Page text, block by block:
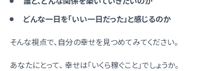
どんな一日を「いい一日だった」と感じるのか
そんな視点で、自分の幸せを見つめてみてください。
あなたにとって、 幸せは「いくら稼ぐこと」でしょうか。